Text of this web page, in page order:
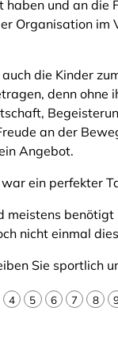
haben und an die
Organisation im
die Kinder
denn ohne
an der
Angebot.
ein perfekter
meistens
nicht einmal
Sie sportlich
4 5 6 7 8